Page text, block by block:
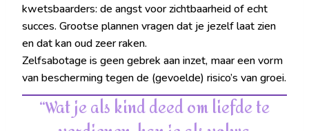
kwetsbaarders: de angst voor zichtbaarheid of echt
succes. Grootse plannen vragen dat je jezelf laat zien
en dat kan oud zeer raken.
Zelfsabotage is geen gebrek aan inzet, maar een vorm
van bescherming tegen de (gevoelde) risico’s van groei.
“Wat je als kind deed om liefde te